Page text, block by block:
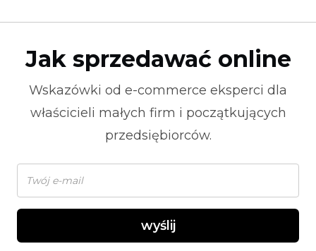
Jak sprzedawać online
Wskazówki od e-commerce eksperci dla
właścicieli małych firm i początkujących
przedsiębiorców.
wyślij